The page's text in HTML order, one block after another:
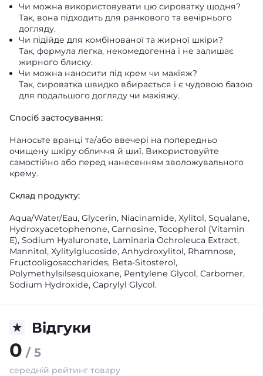
Чи можна використовувати цю сироватку щодня?
Так, вона підходить для ранкового та вечірнього
догляду.
Чи підійде для комбінованої та жирної шкіри?
Так, формула легка, некомедогенна і не залишає
жирного блиску.
Чи можна наносити під крем чи макіяж?
Так, сироватка швидко вбирається і є чудовою базою
для подальшого догляду чи макіяжу.
Спосіб застосування:
Наносьте вранці та/або ввечері на попередньо
очищену шкіру обличчя й шиї. Використовуйте
самостійно або перед нанесенням зволожувального
крему.
Склад продукту:
Aqua/Water/Eau, Glycerin, Niacinamide, Xylitol, Squalane,
Hydroxyacetophenone, Carnosine, Tocopherol (Vitamin
E), Sodium Hyaluronate, Laminaria Ochroleuca Extract,
Mannitol, Xylitylglucoside, Anhydroxylitol, Rhamnose,
Fructooligosaccharides, Beta-Sitosterol,
Polymethylsilsesquioxane, Pentylene Glycol, Carbomer,
Sodium Hydroxide, Caprylyl Glycol.
Відгуки
0 / 5
середній рейтинг товару